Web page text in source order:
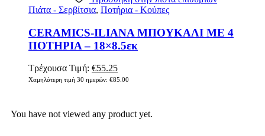
Πιάτα - Σερβίτσια, Ποτήρια - Κούπες
CERAMICS-ILIANA ΜΠΟΥΚΑΛΙ ΜΕ 4
ΠΟΤΗΡΙΑ – 18×8.5εκ
Τρέχουσα Τιμή: €55.25
Χαμηλότερη τιμή 30 ημερών: €85.00
You have not viewed any product yet.